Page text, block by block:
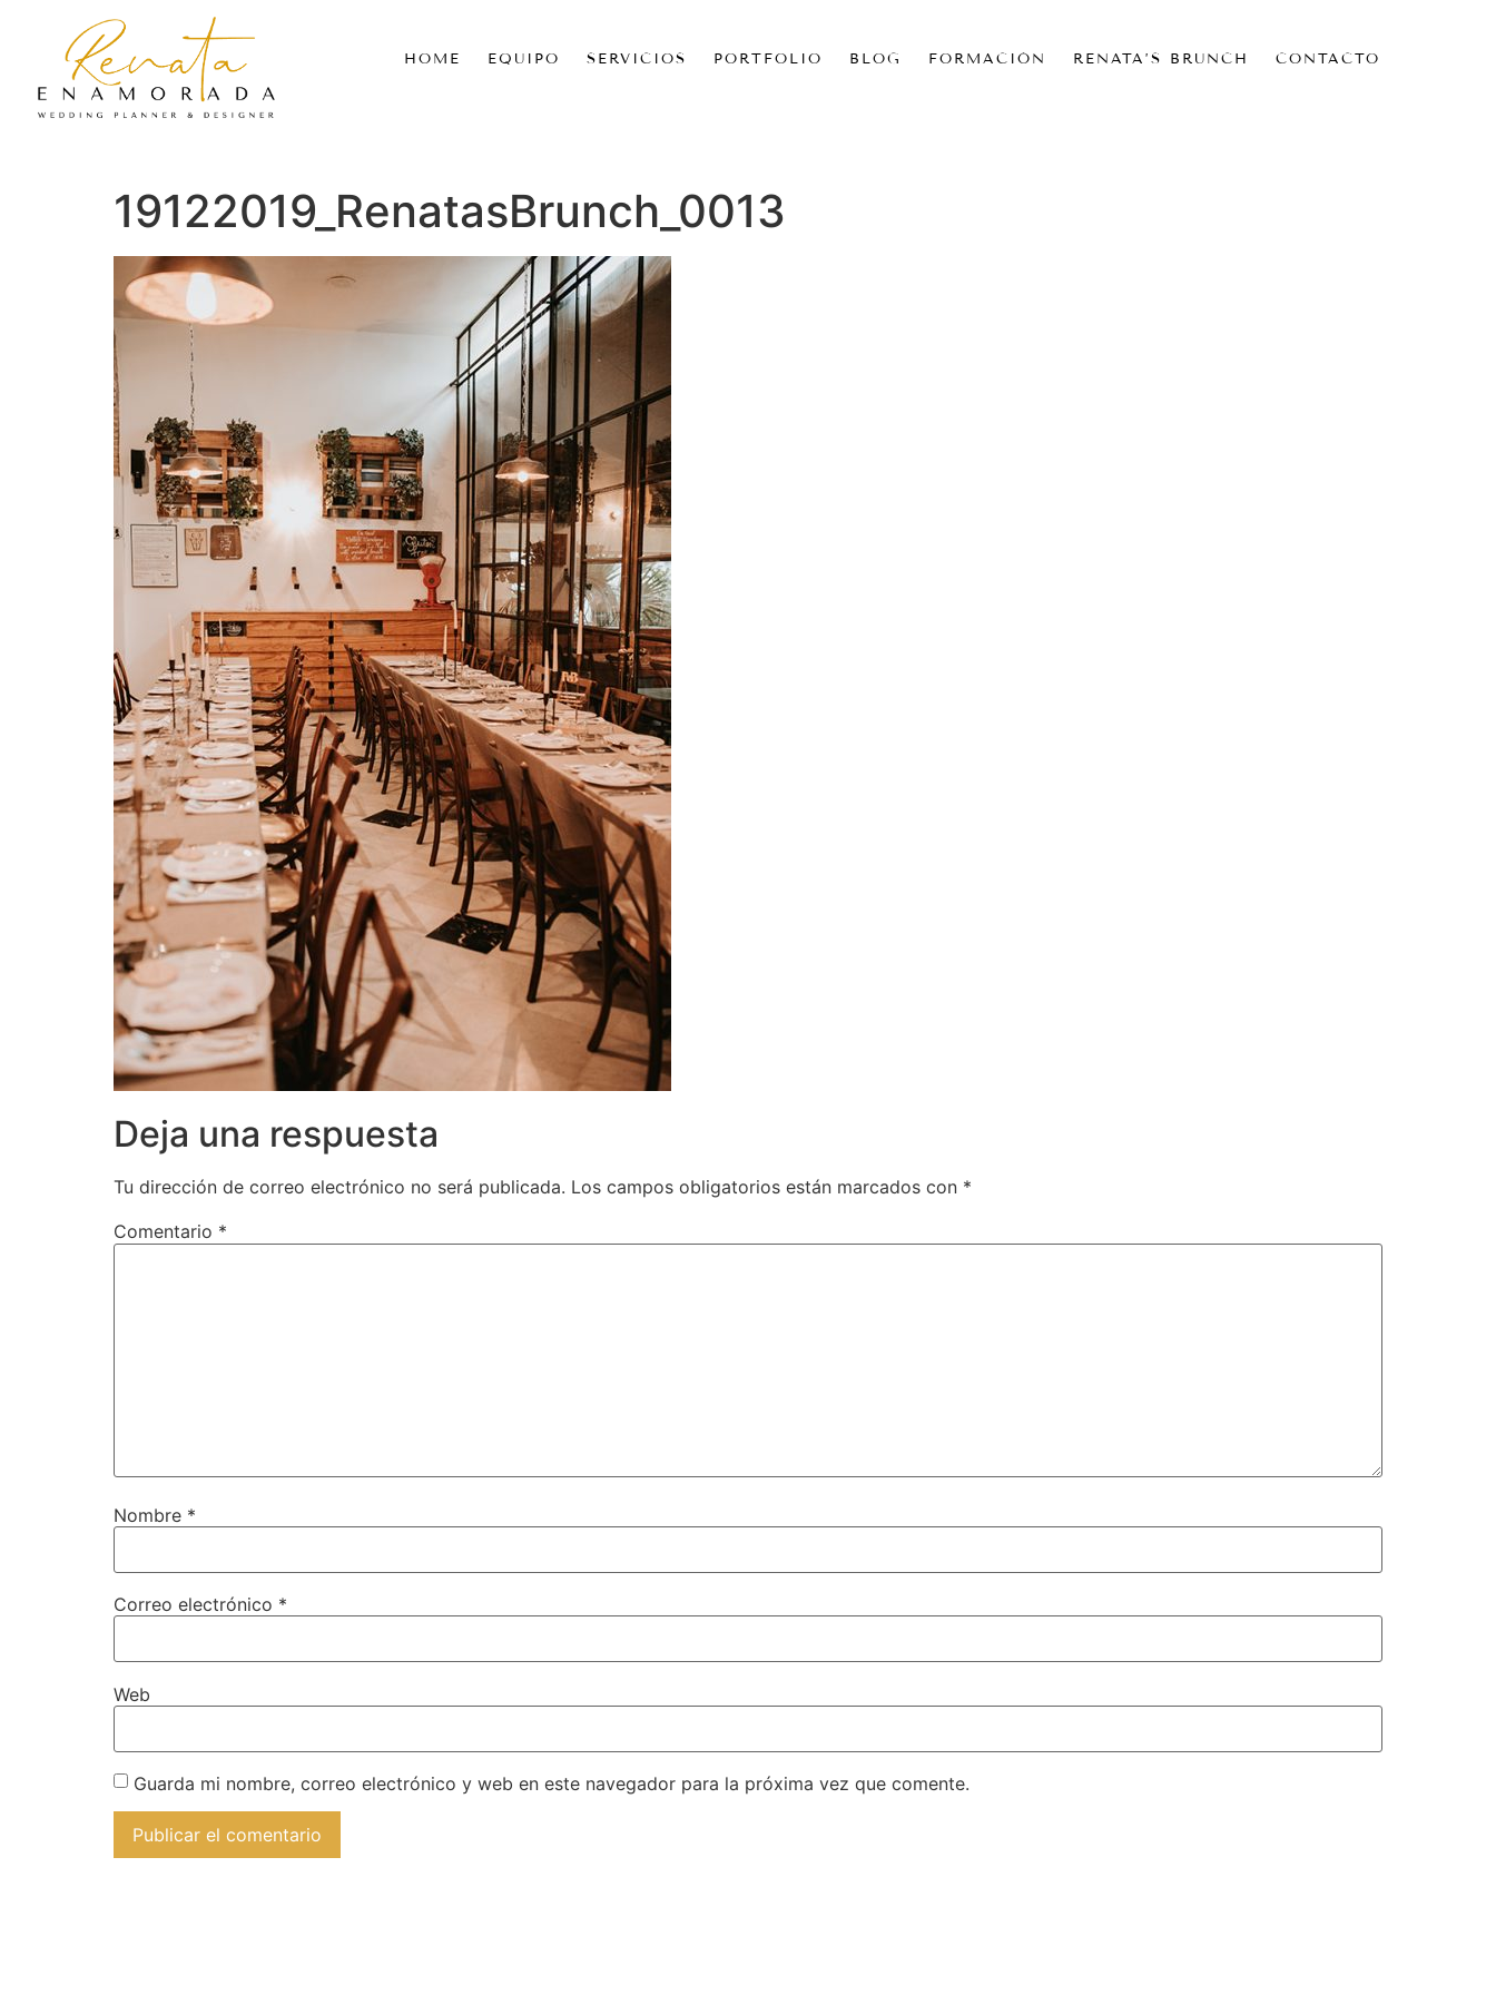
HOME EQUIPO SERVICIOS PORTFOLIO BLOG FORMACIÓN RENATA’S BRUNCH CONTACTO
19122019_RenatasBrunch_0013
Deja una respuesta
Tu dirección de correo electrónico no será publicada. Los campos obligatorios están marcados con *
Comentario *
Nombre *
Correo electrónico *
Web
Guarda mi nombre, correo electrónico y web en este navegador para la próxima vez que comente.